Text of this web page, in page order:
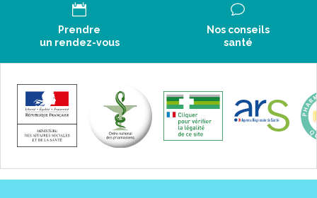
Prendre
un rendez-vous
Nos conseils
santé